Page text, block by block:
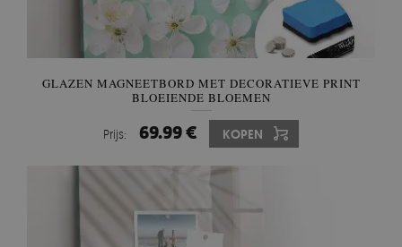
GLAZEN MAGNEETBORD MET DECORATIEVE PRINT
BLOEIENDE BLOEMEN
Prijs: 69.99 € KOPEN